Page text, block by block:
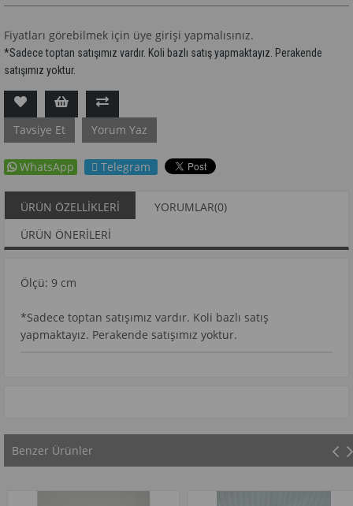
Fiyatları görebilmek için üye girişi yapmalısınız.
*Sadece toptan satışımız vardır. Koli bazlı satış yapmaktayız. Perakende
satışımız yoktur.
Tavsiye Et Yorum Yaz
WhatsApp Telegram
ÜRÜN ÖZELLIKLERI YORUMLAR(0)
ÜRÜN ÖNERILERI
Ölçü: 9 cm
*Sadece toptan satışımız vardır. Koli bazlı satış
yapmaktayız. Perakende satışımız yoktur.
Benzer Ürünler